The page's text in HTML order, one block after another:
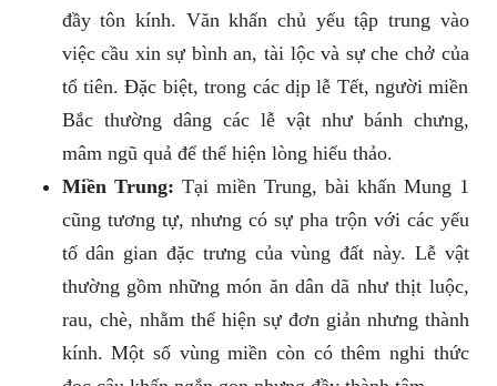
đầy tôn kính. Văn khấn chủ yếu tập trung vào
việc cầu xin sự bình an, tài lộc và sự che chở của
tổ tiên. Đặc biệt, trong các dịp lễ Tết, người miền
Bắc thường dâng các lễ vật như bánh chưng,
mâm ngũ quả để thể hiện lòng hiếu thảo.
Miền Trung: Tại miền Trung, bài khấn Mung 1
cũng tương tự, nhưng có sự pha trộn với các yếu
tố dân gian đặc trưng của vùng đất này. Lễ vật
thường gồm những món ăn dân dã như thịt luộc,
rau, chè, nhằm thể hiện sự đơn giản nhưng thành
kính. Một số vùng miền còn có thêm nghi thức